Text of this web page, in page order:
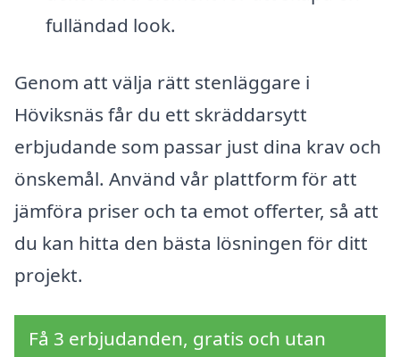
fulländad look.
Genom att välja rätt stenläggare i
Höviksnäs får du ett skräddarsytt
erbjudande som passar just dina krav och
önskemål. Använd vår plattform för att
jämföra priser och ta emot offerter, så att
du kan hitta den bästa lösningen för ditt
projekt.
Få 3 erbjudanden, gratis och utan